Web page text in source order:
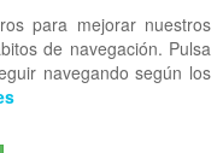
para mejorar nuestros
de navegación. Pulsa
navegando según los